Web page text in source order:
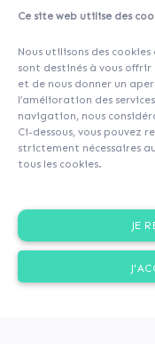
Ce site web utilise des
Nous utilisons des
sont destinés à vous
et de nous donner un
l’amélioration des
navigation, nous
Ci-dessous, vous pouvez
strictement nécessaires
tous les cookies.
JE
Contributeurs(46)